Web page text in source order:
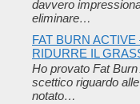
davvero
eliminare…
FAT BURN
RIDURRE IL
Ho provato Fat
scettico riguardo
notato…